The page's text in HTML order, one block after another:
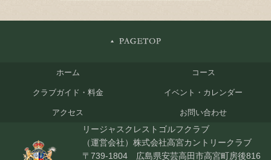
ホーム コース
クラブガイド・料金 イベント・カレンダー
アクセス お問い合わせ
リージャスクレストゴルフクラブ
（運営会社）株式会社高宮カントリークラブ
〒739-1804 広島県安芸高田市高宮町房後816